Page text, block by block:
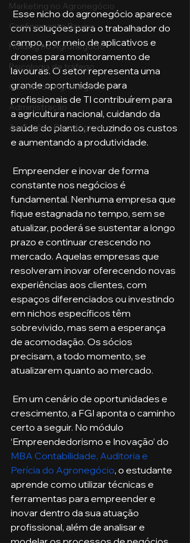
Marketing no Agronegócio
Confinamento Bovino
Holding no Agronegócio
Psicologia de tráfego
Gestão do Agronegócio
Administração
Avaliações Psicológicas
com soluções para o trabalhador do
campo, por meio de aplicativos e
drones para monitoramento de
lavouras. O setor representa uma
grande oportunidade para
profissionais de TI contribuírem para
a agricultura nacional, cuidando da
saúde do plantio, reduzindo os custos
e aumentando a produtividade.
constante nos negócios é
fundamental. Nenhuma empresa que
fique estagnada no tempo, sem se
atualizar, poderá se sustentar a longo
prazo e continuar crescendo no
mercado. Aquelas empresas que
resolveram inovar oferecendo novas
experiências aos clientes, com
espaços diferenciados ou investindo
em nichos específicos têm
sobrevivido, mas sem a esperança
de acomodação. Os sócios
precisam, a todo momento, se
atualizarem quanto ao mercado.
crescimento, a FGI aponta o caminho
certo a seguir. No módulo
‘Empreendedorismo e Inovação’ do
MBA Contabilidade, Auditoria e
Perícia do Agronegócio, o estudante
aprende como utilizar técnicas e
ferramentas para empreender e
inovar dentro da sua atuação
profissional, além de analisar e